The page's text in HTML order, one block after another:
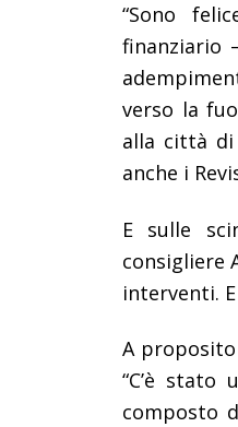
“Sono
finanziario
verso la
alla città di
anche i
E sulle
consigliere
interventi.
A
“C’è
composto